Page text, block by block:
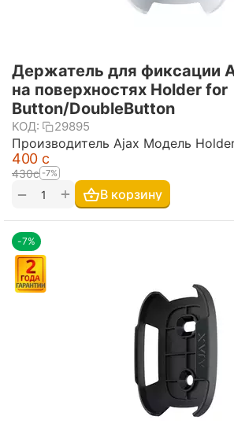
Держатель для фиксации
на поверхностях Holder for
Button/DoubleButton
КОД: 29895
Производитель Ajax Модель
‍400‍ с
‍430‍с -7%
+
− В корзину
-7%